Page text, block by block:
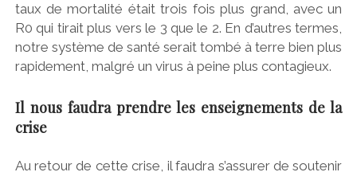
taux de mortalité était trois fois plus grand, avec un
R0 qui tirait plus vers le 3 que le 2. En d’autres termes,
notre système de santé serait tombé à terre bien plus
rapidement, malgré un virus à peine plus contagieux.
Il nous faudra prendre les enseignements de la
crise
Au retour de cette crise, il faudra s’assurer de soutenir